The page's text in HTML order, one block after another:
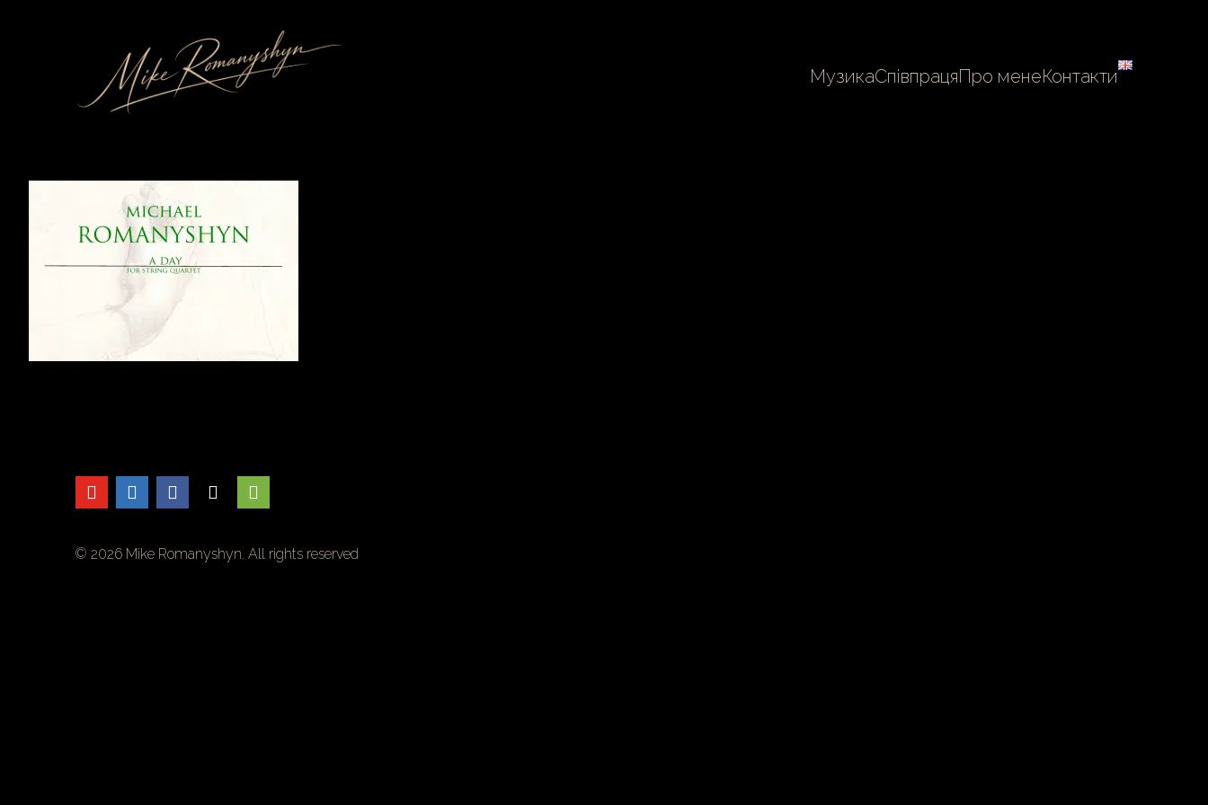
МузикаСпівпрацяПро менеКонтакти
© 2026 Mike Romanyshyn. All rights reserved